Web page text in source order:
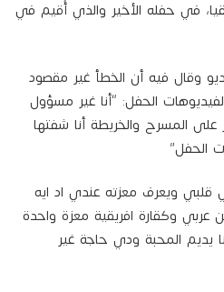
في حفله الأخير والذي أُقيم في
وقال فيه أن الخطأ غير مقصود
الحفل: “أنا غير مسؤول
على المسرح والخريطة أنا شفتها
الحفل”
قلبي ويعرف معزته عندي اد ايه
وكقارة افريقية معزة واحدة
يديم المحبة ودي حاجة غير